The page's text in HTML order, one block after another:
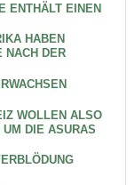
ENTHÄLT EINEN
HABEN
NACH DER
WOLLEN ALSO
DIE ASURAS